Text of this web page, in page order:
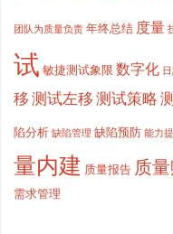
团队为质量负责 年终总结 度量
试 敏捷测试象限 数字化
移 测试左移 测试策略
陷分析 缺陷管理 缺陷预防 能力
量内建 质量报告 质
需求管理